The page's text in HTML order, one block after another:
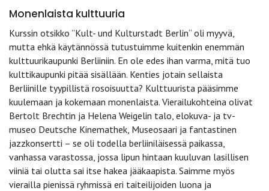
Monenlaista kulttuuria
Kurssin otsikko ”Kult- und Kulturstadt Berlin“ oli myyvä,
mutta ehkä käytännössä tutustuimme kuitenkin enemmän
kulttuurikaupunki Berliiniin. En ole edes ihan varma, mitä tuo
kulttikaupunki pitää sisällään. Kenties jotain sellaista
Berliinille tyypillistä rosoisuutta? Kulttuurista pääsimme
kuulemaan ja kokemaan monenlaista. Vierailukohteina olivat
Bertolt Brechtin ja Helena Weigelin talo, elokuva- ja tv-
museo Deutsche Kinemathek, Museosaari ja fantastinen
jazzkonsertti – se oli todella berliiniläisessä paikassa,
vanhassa varastossa, jossa lipun hintaan kuuluvan lasillisen
viiniä tai olutta sai itse hakea jääkaapista. Saimme myös
vierailla pienissä ryhmissä eri taiteilijoiden luona ja